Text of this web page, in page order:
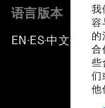
我
容
的
合
些
们
他
语言版本
EN ▪ ES▪中文▪ 日本